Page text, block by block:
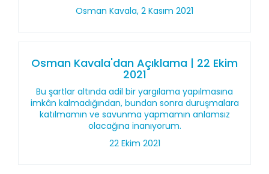
Osman Kavala, 2 Kasım 2021
Osman Kavala'dan Açıklama | 22 Ekim
2021
Bu şartlar altında adil bir yargılama yapılmasına
imkân kalmadığından, bundan sonra duruşmalara
katılmamın ve savunma yapmamın anlamsız
olacağına inanıyorum.
22 Ekim 2021